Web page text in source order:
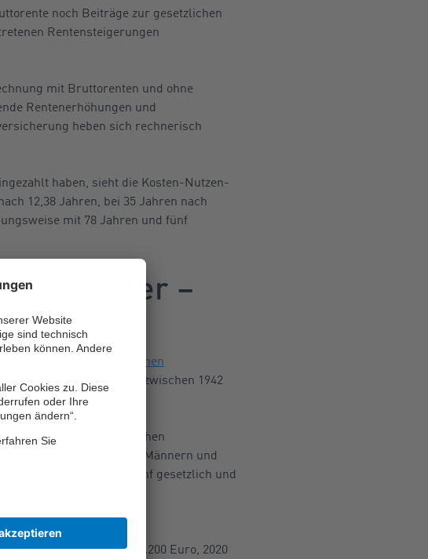
noch Beiträge zur gesetzlichen
Rentensteigerungen
mit Bruttorenten und ohne
Rentenerhöhungen und
heben sich rechnerisch
haben, sieht die Kosten-Nutzen-
12,38 Jahren, bei 35 Jahren nach
mit 78 Jahren und fünf
Rentner –
der
Deutschen
Bestandsrentnern, die zwischen 1942
sind.
in der gesetzlichen
Mischung“ von fünf Männern und
Nicht-Akademikern, fünf gesetzlich und
der jeweiligen
beispielsweise über 85.200 Euro, 2020